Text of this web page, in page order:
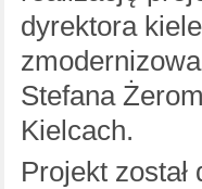
dyrektora
Stefana
Kielcach.
Projekt